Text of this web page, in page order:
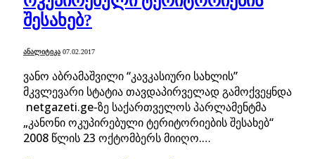
შესახებ?
ᲐᲜᲐᲚᲘᲢᲘᲙᲐ 07.02.2017
ვანო აბრამაშვილი “კავკასიური სახლის”
მკვლევარი სტატია თავდაპირველად გამოქვეყნდა
netgazeti.ge-ზე საქართველოს პარლამენტმა
„კანონი ოკუპირებული ტერიტორიების შესახებ“
2008 წლის 23 ოქტომბერს მიიღო.…